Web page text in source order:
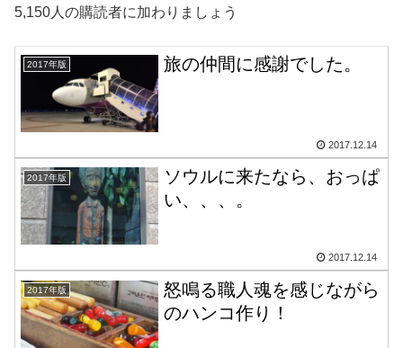
5,150人の購読者に加わりましょう
2017年版 旅の仲間に感謝でした。
2017.12.14
2017年版
ソウルに来たなら、おっぱ
い、、、。
2017.12.14
2017年版
怒鳴る職人魂を感じながら
のハンコ作り！